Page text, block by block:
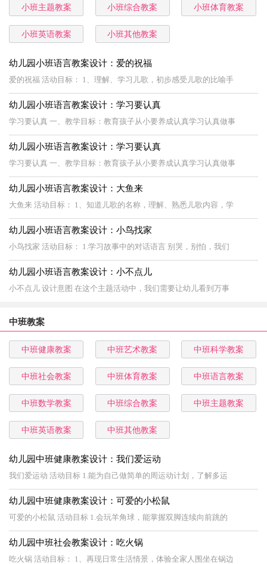
小班主题教案 小班综合教案 小班体育教案
小班英语教案 小班其他教案
幼儿园小班语言教案设计：爱的祝福
爱的祝福 活动目标： 1、理解、学习儿歌，初步感受儿歌的比喻手
幼儿园小班语言教案设计：学习要认真
学习要认真 一、教学目标：教育孩子从小要养成认真学习认真做事
幼儿园小班语言教案设计：学习要认真
学习要认真 一、教学目标：教育孩子从小要养成认真学习认真做事
幼儿园小班语言教案设计：大鱼来
大鱼来 活动目标： 1、知道儿歌的名称，理解、熟悉儿歌内容，学
幼儿园小班语言教案设计：小鸟找家
小鸟找家 活动目标： 1.学习故事中的对话语言 别哭，别怕，我们
幼儿园小班语言教案设计：小不点儿
小不点儿 设计意图 在这个主题活动中，我们需要让幼儿看到万事
中班教案
中班健康教案 中班艺术教案 中班科学教案
中班社会教案 中班体育教案 中班语言教案
中班数学教案 中班综合教案 中班主题教案
中班英语教案 中班其他教案
幼儿园中班健康教案设计：我们爱运动
我们爱运动 活动目标 1.能为自己做简单的周运动计划，了解多运
幼儿园中班健康教案设计：可爱的小松鼠
可爱的小松鼠 活动目标 1.会玩羊角球，能掌握双脚连续向前跳的
幼儿园中班社会教案设计：吃火锅
吃火锅 活动目标： 1、再现日常生活情景，体验全家人围坐在锅边